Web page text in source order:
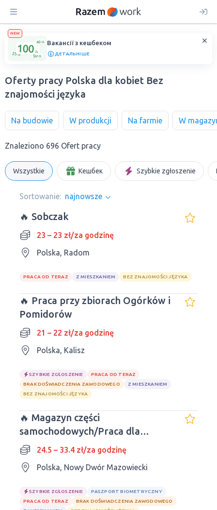
NEW
Вакансії з кешбеком
ДЕТАЛЬНІШЕ
Oferty pracy Polska dla kobiet Bez
znajomości języka
Na budowie W produkcji Na farmie W
Znaleziono 696 Ofert pracy
Wszystkie Кешбек Szybkie zgłoszenie
Sortowanie: najnowsze
🔥 Sobczak
23 – 23 zł/za godzinę
Polska, Radom
PRACA OD TERAZ Z MIESZKANIEM BEZ ZNAJOMOŚCI JĘZYKA
🔥 Praca przy zbiorach Ogórków i
Pomidorów
21 – 22 zł/za godzinę
Polska, Kalisz
SZYBKIE ZGŁOSZENIE
PRACA OD TERAZ
BRAK DOŚWIADCZENIA ZAWODOWEGO
Z MIESZKANIEM
BEZ ZNAJOMOŚCI JĘZYKA
🔥 Magazyn części
samochodowych/Praca dla
mężczyzn i kobiet
24.5 – 33.4 zł/za godzinę
Polska, Nowy Dwór Mazowiecki
SZYBKIE ZGŁOSZENIE
PASZPORT BIOMETRYCZNY
PRACA OD TERAZ
BRAK DOŚWIADCZENIA ZAWODOWEGO